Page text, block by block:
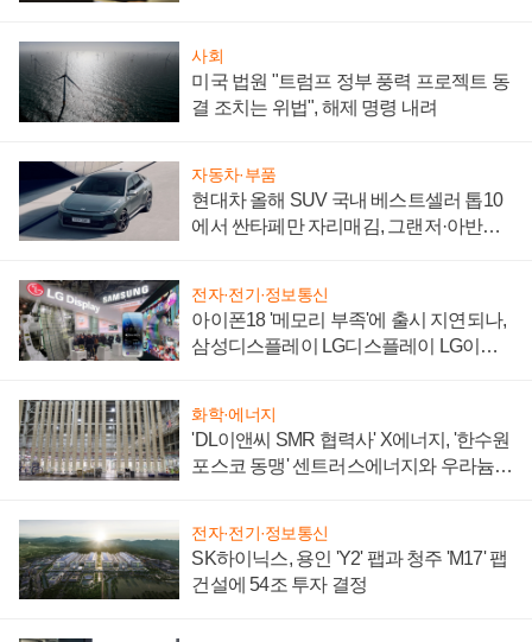
사회
미국 법원 "트럼프 정부 풍력 프로젝트 동
결 조치는 위법", 해제 명령 내려
자동차·부품
현대차 올해 SUV 국내 베스트셀러 톱10
에서 싼타페만 자리매김, 그랜저·아반떼
전자·전기·정보통신
아이폰18 '메모리 부족'에 출시 지연되나,
삼성디스플레이 LG디스플레이 LG이노
화학·에너지
'DL이앤씨 SMR 협력사' X에너지, '한수원
포스코 동맹' 센트러스에너지와 우라늄
전자·전기·정보통신
SK하이닉스, 용인 'Y2' 팹과 청주 'M17' 팹
건설에 54조 투자 결정